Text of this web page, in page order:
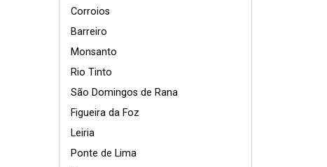
Corroios
Barreiro
Monsanto
Rio Tinto
São Domingos de Rana
Figueira da Foz
Leiria
Ponte de Lima